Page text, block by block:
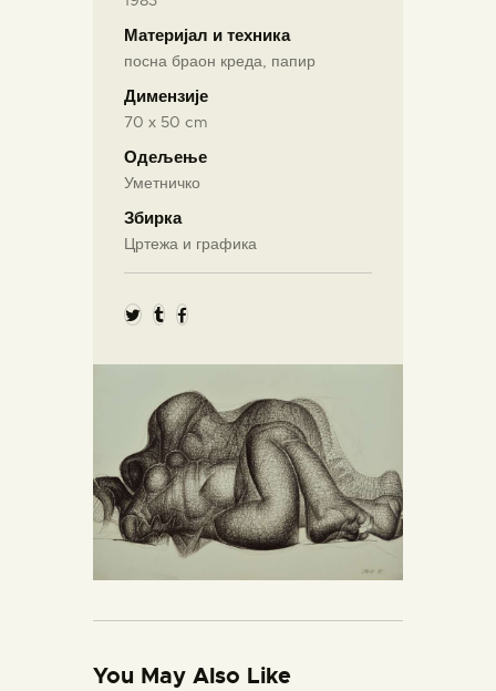
Материјал и техника
посна браон креда, папир
Димензије
70 х 50 cm
Одељење
Уметничко
Збирка
Цртежа и графика
You May Also Like